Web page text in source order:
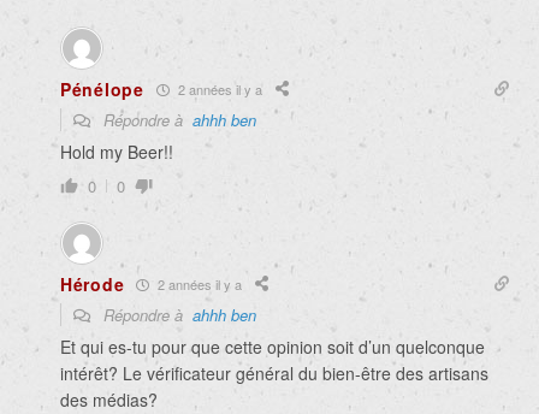
Pénélope 2 années il y a
Répondre à ahhh ben
Hold my Beer!!
0 0
Hérode 2 années il y a
Répondre à ahhh ben
Et qui es-tu pour que cette opinion soit d’un quelconque
intérêt? Le vérificateur général du bien-être des artisans
des médias?